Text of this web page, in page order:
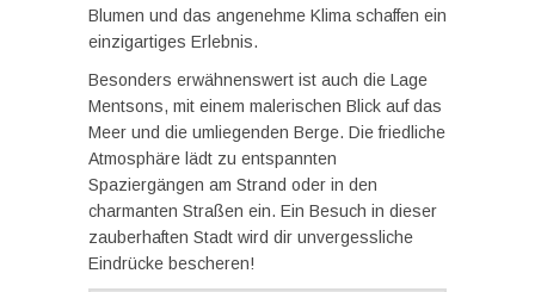
Blumen und das angenehme Klima schaffen ein
einzigartiges Erlebnis.
Besonders erwähnenswert ist auch die Lage
Mentsons, mit einem malerischen Blick auf das
Meer und die umliegenden Berge. Die friedliche
Atmosphäre lädt zu entspannten
Spaziergängen am Strand oder in den
charmanten Straßen ein. Ein Besuch in dieser
zauberhaften Stadt wird dir unvergessliche
Eindrücke bescheren!